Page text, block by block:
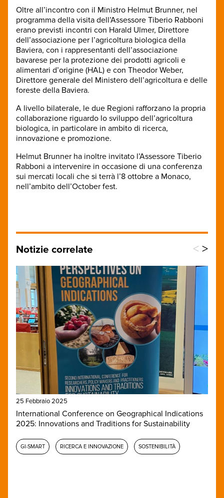
Oltre all’incontro con il Ministro Helmut Brunner, nel
programma della visita dell’Assessore Tiberio Rabboni
erano previsti incontri con Harald Ulmer, Direttore
dell’associazione per l’agricoltura biologica della
Baviera, con i rappresentanti dell’associazione
bavarese per la protezione dei prodotti agricoli e
alimentari d’origine (HAL) e con Theodor Weber,
Direttore generale del Ministero dell’agricoltura e delle
foreste della Baviera.
A livello bilaterale, le due Regioni rafforzano la propria
collaborazione riguardo lo sviluppo dell’agricoltura
biologica, in particolare in ambito di ricerca,
innovazione e promozione.
Helmut Brunner ha inoltre invitato l’Assessore Tiberio
Rabboni a intervenire in occasione di una conferenza
sui mercati locali che si terrà l’8 ottobre a Monaco,
nell’ambito dell’October fest.
Notizie correlate < >
25 Febbraio 2025
International Conference on Geographical Indications
2025: Innovations and Traditions for Sustainability
GI-SMART RICERCA E INNOVAZIONE SOSTENIBILITÀ